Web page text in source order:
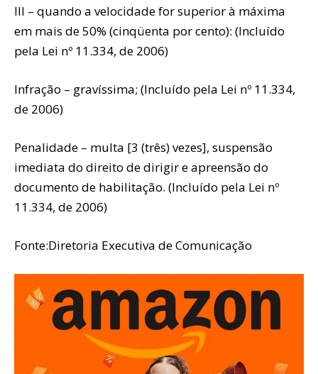
III – quando a velocidade for superior à máxima
em mais de 50% (cinqüenta por cento): (Incluído
pela Lei nº 11.334, de 2006)
Infração – gravíssima; (Incluído pela Lei nº 11.334,
de 2006)
Penalidade – multa [3 (três) vezes], suspensão
imediata do direito de dirigir e apreensão do
documento de habilitação. (Incluído pela Lei nº
11.334, de 2006)
Fonte:Diretoria Executiva de Comunicação